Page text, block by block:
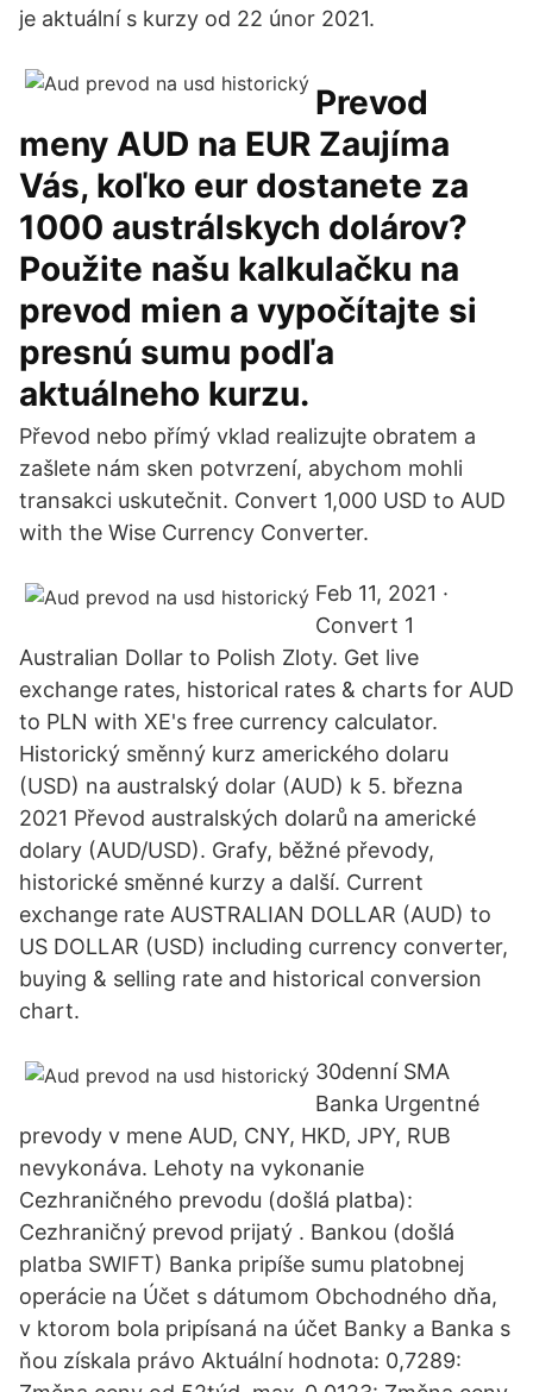
je aktuální s kurzy od 22 únor 2021.
Prevod
meny AUD na EUR Zaujíma
Vás, koľko eur dostanete za
1000 austrálskych dolárov?
Použite našu kalkulačku na
prevod mien a vypočítajte si
presnú sumu podľa
aktuálneho kurzu.
Převod nebo přímý vklad realizujte obratem a
zašlete nám sken potvrzení, abychom mohli
transakci uskutečnit. Convert 1,000 USD to AUD
with the Wise Currency Converter.
Feb 11, 2021 ·
Convert 1
Australian Dollar to Polish Zloty. Get live
exchange rates, historical rates & charts for AUD
to PLN with XE's free currency calculator.
Historický směnný kurz amerického dolaru
(USD) na australský dolar (AUD) k 5. března
2021 Převod australských dolarů na americké
dolary (AUD/USD). Grafy, běžné převody,
historické směnné kurzy a další. Current
exchange rate AUSTRALIAN DOLLAR (AUD) to
US DOLLAR (USD) including currency converter,
buying & selling rate and historical conversion
chart.
30denní SMA
Banka Urgentné
prevody v mene AUD, CNY, HKD, JPY, RUB
nevykonáva. Lehoty na vykonanie
Cezhraničného prevodu (došlá platba):
Cezhraničný prevod prijatý . Bankou (došlá
platba SWIFT) Banka pripíše sumu platobnej
operácie na Účet s dátumom Obchodného dňa,
v ktorom bola pripísaná na účet Banky a Banka s
ňou získala právo Aktuální hodnota: 0,7289: